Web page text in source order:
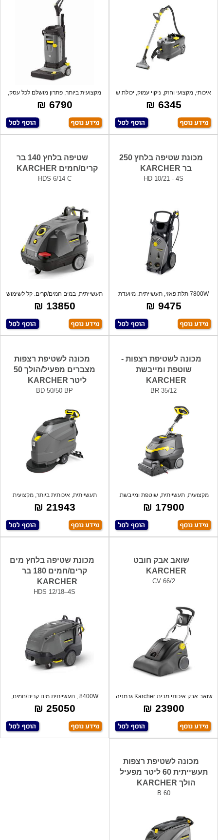
איכותי, מקצועי וחזק, ניקוי עמוק, יכולת ש
6345 ₪
מקצועית ביותר, פתרון מושלם לכל עסק,
וילו
6790 ₪
מכונת שטיפה בלחץ 250
בר KARCHER
HD 10/21 - 4S
7800W תלת פאזי, תעשייתית. מיועדת
לעבודה
9475 ₪
שטיפה בלחץ 140 בר
קרים/חמים KARCHER
HDS 6/14 C
תעשייתית, במים חמים/קרים. קל לשימוש
עם מ
13850 ₪
מכונה לשטיפת רצפות -
שוטפת ומייבשת
KARCHER
BR 35/12
מקצועית, תעשייתית, שוטפת ומייבשת.
קלת מש
17900 ₪
מכונה לשטיפת רצפות
מצברים מפעיל/הולך 50
ליטר KARCHER
BD 50/50 BP
תעשייתית, איכותית ביותר, מקצועית
ביותר,
21943 ₪
שואב אבק חובט
KARCHER
CV 66/2
שואב אבק איכותי מבית Karcher גרמניה.
שו
23900 ₪
מכונת שטיפה בלחץ מים
קרים/חמים 180 בר
KARCHER
HDS 12/18–4S
8400W , תעשייתית מים קרים/חמים,
תלת-פאזי
25050 ₪
מכונה לשטיפת רצפות
תעשייתית 60 ליטר מפעיל
הולך KARCHER
B 60